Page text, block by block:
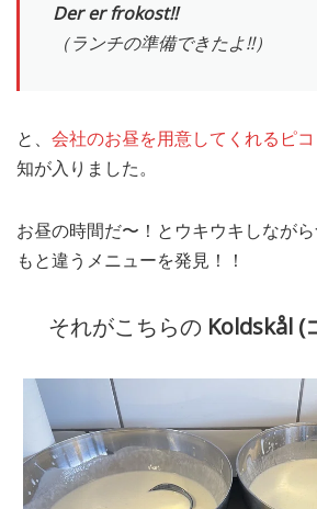
ABOUT US - サイトについて
Der er frokost!!
（ランチの準備できたよ!!）
と、 会社のお昼を用意してくれるピ
知が入りました。
お昼の時間だ〜！とウキウキしなが
もと違うメニューを発見！！
それがこちらの Koldskål (